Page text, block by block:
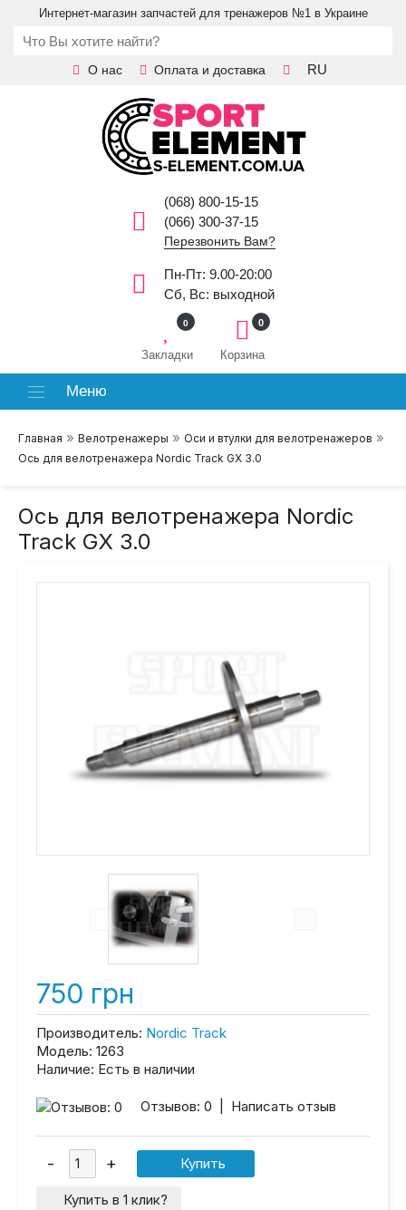
Интернет-магазин запчастей для тренажеров №1 в Украине
О нас Оплата и доставка RU
(068) 800-15-15
(066) 300-37-15
Перезвонить Вам?
Пн-Пт: 9.00-20:00
Сб, Вс: выходной
Закладки
0
Корзина
0
Меню
Главная » Велотренажеры » Оси и втулки для велотренажеров »
Ось для велотренажера Nordic Track GX 3.0
Ось для велотренажера Nordic
Track GX 3.0
750 грн
Производитель: Nordic Track
Модель: 1263
Наличие: Есть в наличии
Отзывов: 0 Написать отзыв
Купить в 1 клик?